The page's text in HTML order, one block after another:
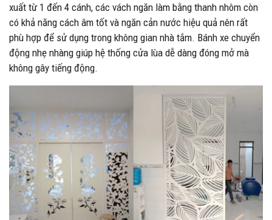
xuất từ 1 đến 4 cánh, các vách ngăn làm bằng thanh nhôm còn
có khả năng cách âm tốt và ngăn cản nước hiệu quả nên rất
phù hợp để sử dụng trong không gian nhà tắm. Bánh xe chuyển
động nhẹ nhàng giúp hệ thống cửa lùa dễ dàng đóng mở mà
không gây tiếng động.